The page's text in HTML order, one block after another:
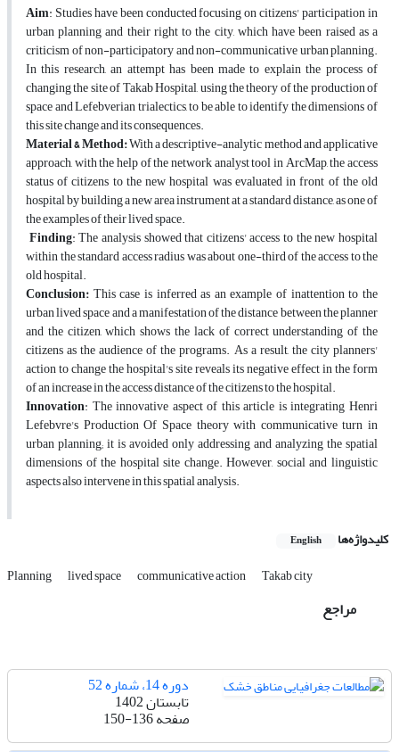
Aim: Studies have been conducted focusing on citizens' participation in
urban planning and their right to the city, which have been raised as a
criticism of non-participatory and non-communicative urban planning.
In this research, an attempt has been made to explain the process of
changing the site of Takab Hospital, using the theory of the production of
space and Lefebverian trialectics, to be able to identify the dimensions of
this site change and its consequences.
Material & Method:With a descriptive-analytic method and applicative
approach, with the help of the network analyst tool in ArcMap, the access
status of citizens to the new hospital was evaluated in front of the old
hospital by building a new area instrument at a standard distance, as one of
the examples of their lived space.
Finding: The analysis showed that citizens' access to the new hospital
within the standard access radius was about one-third of the access to the
old hospital.
Conclusion:This case is inferred as an example of inattention to the
urban lived space and a manifestation of the distance between the planner
and the citizen, which shows the lack of correct understanding of the
citizens as the audience of the programs. As a result, the city planners'
action to change the hospital's site reveals its negative effect in the form
of an increase in the access distance of the citizens to the hospital.
Innovation: The innovative aspect of this article is integrating Henri
Lefebvre's Production Of Space theory with communicative turn in
urban planning; it is avoided only addressing and analyzing the spatial
dimensions of the hospital site change. However, social and linguistic
aspects also intervene in this spatial analysis.
کلیدواژه‌ها English
Planning lived space communicative action Takab city
مراجع
دوره 14، شماره 52
تابستان 1402
صفحه150-136